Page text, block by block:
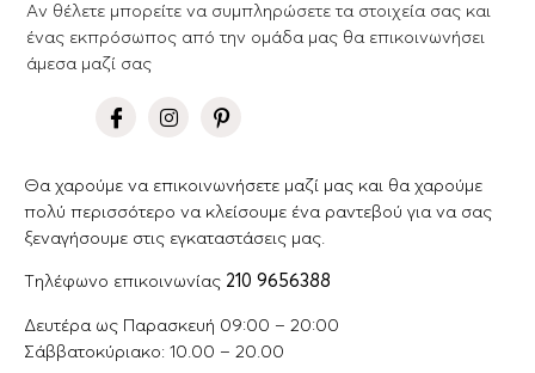
Aν θέλετε μπορείτε να συμπληρώσετε τα στοιχεία σας και
ένας εκπρόσωπος από την ομάδα μας θα επικοινωνήσει
άμεσα μαζί σας
Θα χαρούμε να επικοινωνήσετε μαζί μας και θα χαρούμε
πολύ περισσότερο να κλείσουμε ένα ραντεβού για να σας
ξεναγήσουμε στις εγκαταστάσεις μας.
Tηλέφωνο επικοινωνίας 210 9656388
Δευτέρα ως Παρασκευή 09:00 – 20:00
Σάββατοκύριακο: 10.00 – 20.00